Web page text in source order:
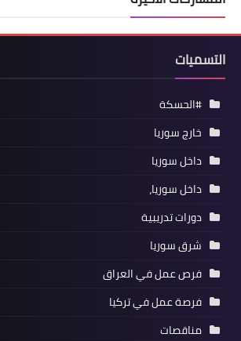
التسميات
#الحسكة
خارج سوريا
داخل سوريا
داخل سوريا،
دورات تدريبية
شرق سوريا
فرص عمل في العراق
فرصة عمل في تركيا
مناقصات